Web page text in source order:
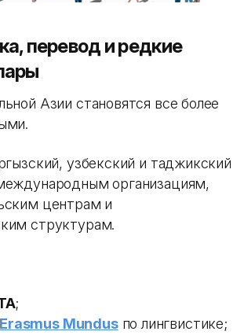
перевод и редкие
Азии становятся все более
узбекский и таджикский
организациям,
центрам и
структурам.
;
Erasmus Mundusпо лингвистике;